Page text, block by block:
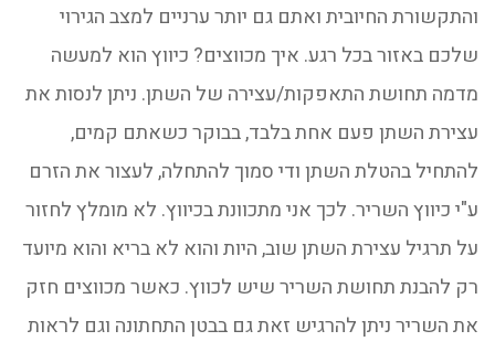
והתקשורת החיובית ואתם גם יותר ערניים למצב הגירוי
שלכם באזור בכל רגע. איך מכווצים? כיווץ הוא למעשה
מדמה תחושת התאפקות/עצירה של השתן. ניתן לנסות את
עצירת השתן פעם אחת בלבד, בבוקר כשאתם קמים,
להתחיל בהטלת השתן ודי סמוך להתחלה, לעצור את הזרם
ע"י כיווץ השריר. לכך אני מתכוונת בכיווץ. לא מומלץ לחזור
על תרגיל עצירת השתן שוב, היות והוא לא בריא והוא מיועד
רק להבנת תחושת השריר שיש לכווץ. כאשר מכווצים חזק
את השריר ניתן להרגיש זאת גם בבטן התחתונה וגם לראות